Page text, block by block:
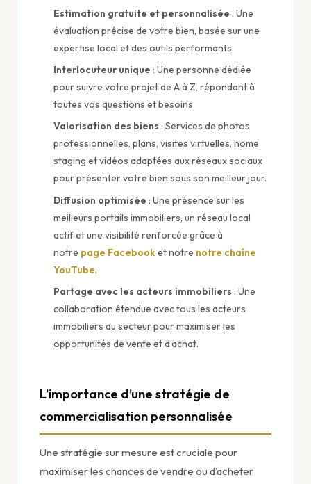
Estimation gratuite et personnalisée : Une
évaluation précise de votre bien, basée sur une
expertise local et des outils performants.
Interlocuteur unique : Une personne dédiée
pour suivre votre projet de A à Z, répondant à
toutes vos questions et besoins.
Valorisation des biens : Services de photos
professionnelles, plans, visites virtuelles, home
staging et vidéos adaptées aux réseaux sociaux
pour présenter votre bien sous son meilleur jour.
Diffusion optimisée : Une présence sur les
meilleurs portails immobiliers, un réseau local
actif et une visibilité renforcée grâce à
notre page Facebooket notre notre chaîne
YouTube.
Partage avec les acteurs immobiliers : Une
collaboration étendue avec tous les acteurs
immobiliers du secteur pour maximiser les
opportunités de vente et d’achat.
L’importance d’une stratégie de
commercialisation personnalisée
Une stratégie sur mesure est cruciale pour
maximiser les chances de vendre ou d’acheter